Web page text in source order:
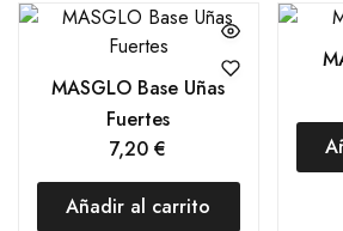
MASGLO Base Uñas
Fuertes
7,20€
Añadir al carrito